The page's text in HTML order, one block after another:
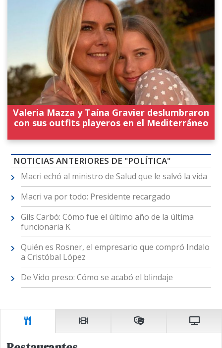
Valeria Mazza y Taína Gravier deslumbraron
con sus outfits playeros en el Mediterráneo
NOTICIAS ANTERIORES DE "POLÍTICA"
Macri echó al ministro de Salud que le salvó la vida
Macri va por todo: Presidente recargado
Gils Carbó: Cómo fue el último año de la última
funcionaria K
Quién es Rosner, el empresario que compró Indalo
a Cristóbal López
De Vido preso: Cómo se acabó el blindaje